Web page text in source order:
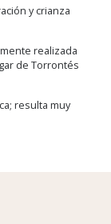
y crianza
realizada
de Torrontés
resulta muy